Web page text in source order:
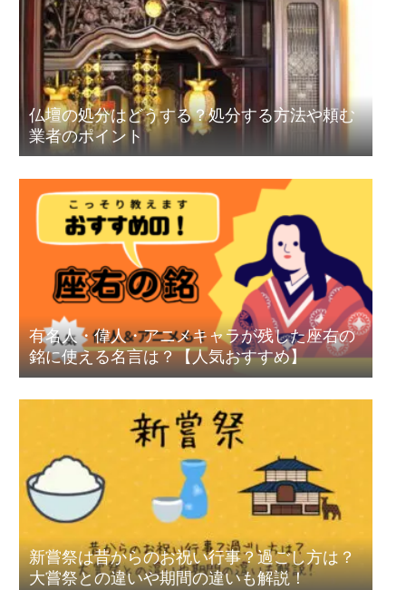
仏壇の処分はどうする？処分する方法や頼む
業者のポイント
有名人・偉人・アニメキャラが残した座右の
銘に使える名言は？【人気おすすめ】
新嘗祭は昔からのお祝い行事？過ごし方は？
大嘗祭との違いや期間の違いも解説！